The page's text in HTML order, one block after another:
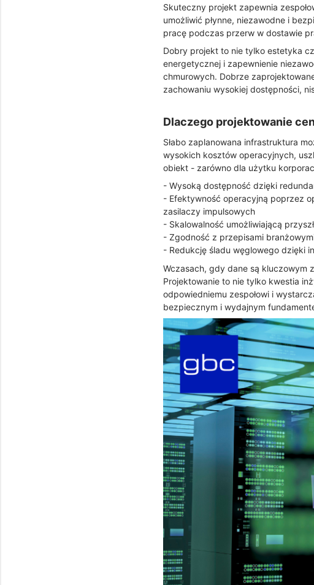
Skuteczny projekt zapewnia
umożliwić płynne, niezawodne i
pracę podczas przerw w dostawie
Dobry projekt to nie tylko estetyka
energetycznej i zapewnienie
chmurowych. Dobrze
zachowaniu wysokiej dostępności,
Dlaczego projektowanie
Słabo zaplanowana infrastruktura
wysokich kosztów operacyjnych,
obiekt - zarówno dla użytku
- Wysoką dostępność dzięki
- Efektywność operacyjną poprzez
zasilaczy impulsowych
- Skalowalność umożliwiającą
- Zgodność z przepisami
- Redukcję śladu węglowego dzięki
Wczasach, gdy dane są kluczowym
Projektowanie to nie tylko kwestia
odpowiedniemu zespołowi i
bezpiecznym i wydajnym